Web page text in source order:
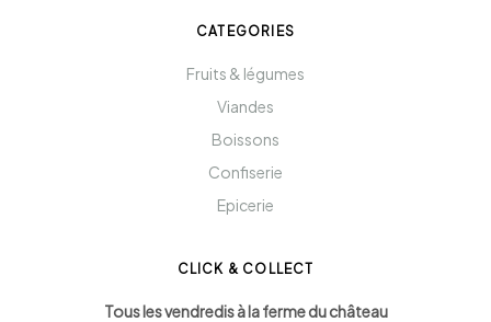
CATEGORIES
Fruits & légumes
Viandes
Boissons
Confiserie
Epicerie
CLICK & COLLECT
Tous les vendredis à la ferme du château